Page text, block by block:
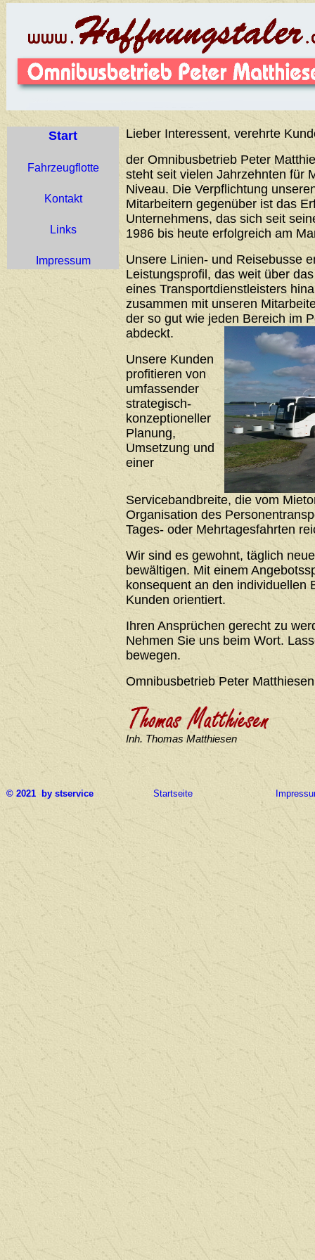
Start
Fahrzeugflotte
Kontakt
Links
Impressum
Lieber Interessent, verehrte
der Omnibusbetrieb Peter
steht seit vielen Jahrzehnten für
Niveau. Die Verpflichtung
Mitarbeitern gegenüber ist das
Unternehmens, das sich seit
1986 bis heute erfolgreich am
Unsere Linien- und Reisebusse
Leistungsprofil, das weit über
eines Transportdienstleisters
zusammen mit unseren
der so gut wie jeden Bereich im
abdeckt.
Unsere Kunden
profitieren von
umfassender
strategisch-
konzeptioneller
Planung,
Umsetzung und
einer
Servicebandbreite, die vom
Organisation des
Tages- oder Mehrtagesfahrten
Wir sind es gewohnt, täglich
bewältigen. Mit einem
konsequent an den individuellen
Kunden orientiert.
Ihren Ansprüchen gerecht zu
Nehmen Sie uns beim Wort.
bewegen.
Omnibusbetrieb Peter Matthiesen
Inh. Thomas Matthiesen
© 2021 by stservice Startseite